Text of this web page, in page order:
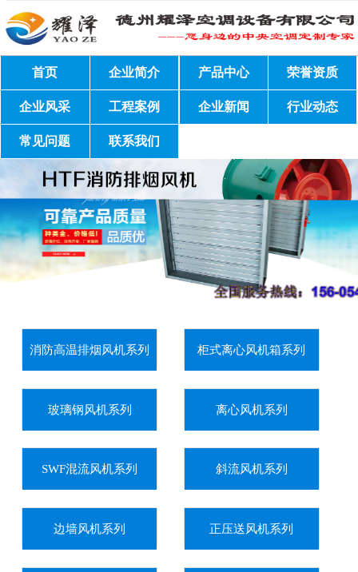
首页 企业简介 产品中心 荣誉资质
企业风采 工程案例 企业新闻 行业动态
常见问题 联系我们
消防高温排烟风机系列 柜式离心风机箱系列
玻璃钢风机系列 离心风机系列
SWF混流风机系列 斜流风机系列
边墙风机系列 正压送风机系列